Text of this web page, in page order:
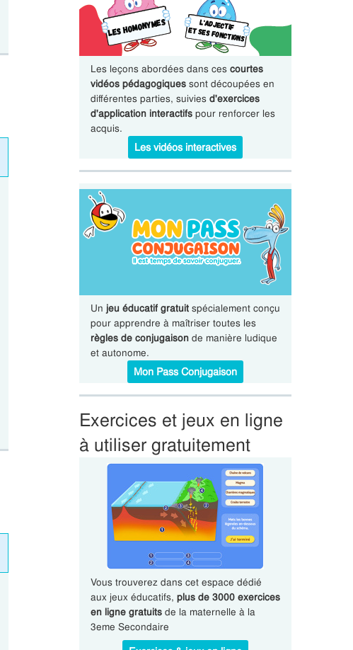
Les leçons abordées dans ces courtes
vidéos pédagogiquessont découpées en
différentes parties, suivies d'exercices
d'application interactifspour renforcer les
acquis.
Les vidéos interactives
Un jeu éducatif gratuitspécialement conçu
pour apprendre à maîtriser toutes les
règles de conjugaisonde manière ludique
et autonome.
Mon Pass Conjugaison
Exercices et jeux en ligne
à utiliser gratuitement
Vous trouverez dans cet espace dédié
aux jeux éducatifs, plus de 3000 exercices
en ligne gratuitsde la maternelle à la
3eme Secondaire